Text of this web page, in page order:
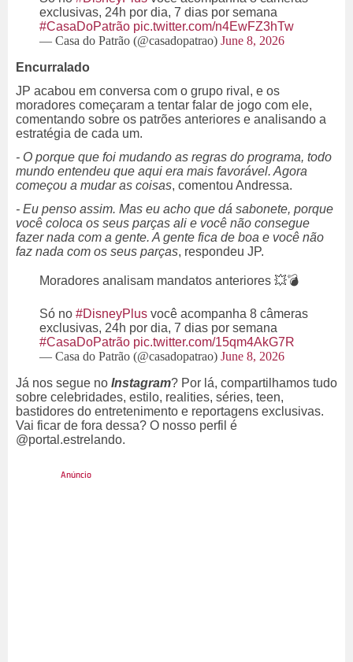
exclusivas, 24h por dia, 7 dias por semana
#CasaDoPatrão pic.twitter.com/n4EwFZ3hTw
— Casa do Patrão (@casadopatrao) June 8, 2026
Encurralado
JP acabou em conversa com o grupo rival, e os
moradores começaram a tentar falar de jogo com ele,
comentando sobre os patrões anteriores e analisando a
estratégia de cada um.
- O porque que foi mudando as regras do programa, todo
mundo entendeu que aqui era mais favorável. Agora
começou a mudar as coisas, comentou Andressa.
- Eu penso assim. Mas eu acho que dá sabonete, porque
você coloca os seus parças ali e você não consegue
fazer nada com a gente. A gente fica de boa e você não
faz nada com os seus parças, respondeu JP.
Moradores analisam mandatos anteriores 💥💣
Só no #DisneyPlus você acompanha 8 câmeras
exclusivas, 24h por dia, 7 dias por semana
#CasaDoPatrão pic.twitter.com/15qm4AkG7R
— Casa do Patrão (@casadopatrao) June 8, 2026
Já nos segue no Instagram? Por lá, compartilhamos tudo
sobre celebridades, estilo, realities, séries, teen,
bastidores do entretenimento e reportagens exclusivas.
Vai ficar de fora dessa? O nosso perfil é
@portal.estrelando.